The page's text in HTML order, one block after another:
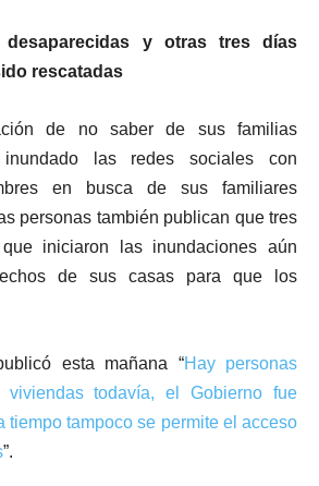
desaparecidas y otras tres días
rescatadas
de no saber de sus familias
inundado las redes sociales con
en busca de sus familiares
personas también publican que tres
iniciaron las inundaciones aún
de sus casas para que los
esta mañana “Hay personas
viviendas todavía, el Gobierno fue
tiempo tampoco se permite el acceso
”.